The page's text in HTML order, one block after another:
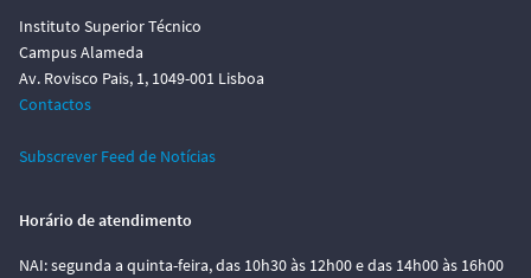
Instituto Superior Técnico
Campus Alameda
Av. Rovisco Pais, 1, 1049-001 Lisboa
Contactos
Subscrever Feed de Notícias
Horário de atendimento
NAI: segunda a quinta-feira, das 10h30 às 12h00 e das 14h00 às 16h00